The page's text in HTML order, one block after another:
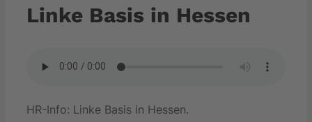
Linke Basis in Hessen
HR-Info: Linke Basis in Hessen.